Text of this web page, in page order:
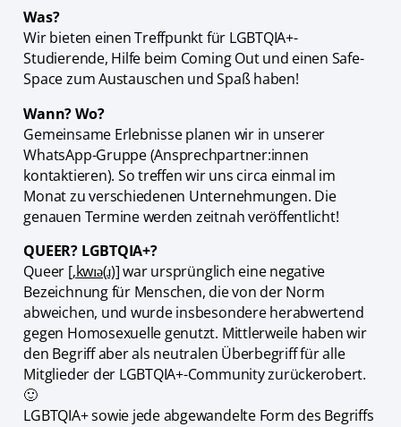
Was?
Wir bieten einen Treffpunkt für LGBTQIA+-
Studierende, Hilfe beim Coming Out und einen Safe-
Space zum Austauschen und Spaß haben!
Wann? Wo?
Gemeinsame Erlebnisse planen wir in unserer
WhatsApp-Gruppe (Ansprechpartner:innen
kontaktieren). So treffen wir uns circa einmal im
Monat zu verschiedenen Unternehmungen. Die
genauen Termine werden zeitnah veröffentlicht!
QUEER? LGBTQIA+?
Queer [‚kwɪə(ɹ)]war ursprünglich eine negative
Bezeichnung für Menschen, die von der Norm
abweichen, und wurde insbesondere herabwertend
gegen Homosexuelle genutzt. Mittlerweile haben wir
den Begriff aber als neutralen Überbegriff für alle
Mitglieder der LGBTQIA+-Community zurückerobert.
🙂
LGBTQIA+ sowie jede abgewandelte Form des Begriffs